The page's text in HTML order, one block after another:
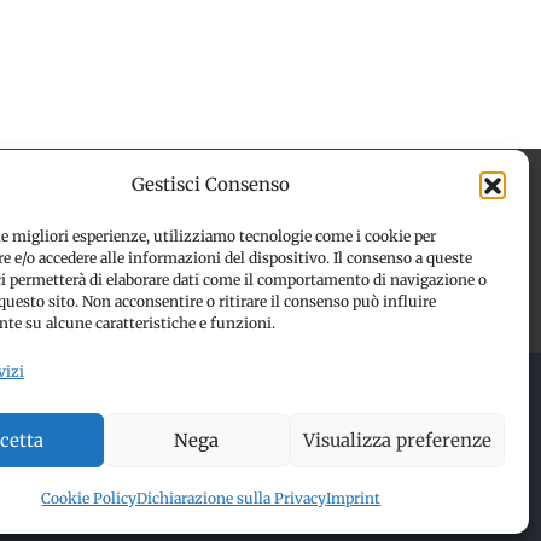
Gestisci Consenso
migliori esperienze, utilizziamo tecnologie come i cookie per
e/o accedere alle informazioni del dispositivo. Il consenso a queste
permetterà di elaborare dati come il comportamento di navigazione o
sito. Non acconsentire o ritirare il consenso può influire
su alcune caratteristiche e funzioni.
Nega Visualizza preferenze
Cookie PolicyDichiarazione sulla PrivacyImprint
Disconoscimento
| Made with ❤️ by